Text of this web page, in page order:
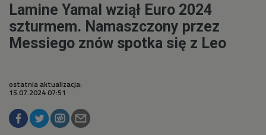
Lamine Yamal wziął Euro 2024
szturmem. Namaszczony przez
Messiego znów spotka się z Leo
ostatnia aktualizacja:
15.07.2024 07:51